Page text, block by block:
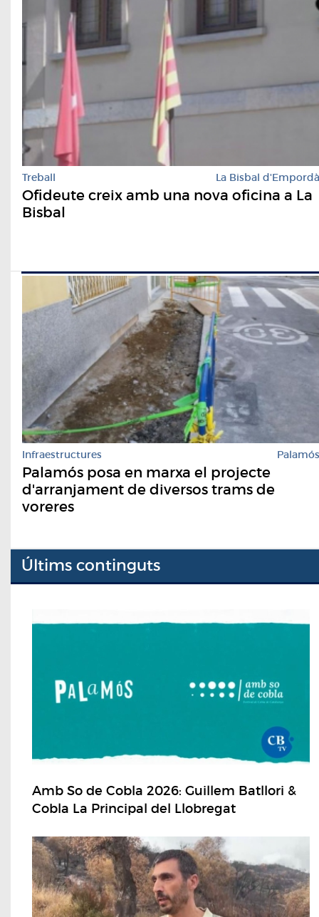
Treball La Bisbal d'Empordà
Ofideute creix amb una nova oficina a La
Bisbal
Infraestructures Palamós
Palamós posa en marxa el projecte
d'arranjament de diversos trams de
voreres
Últims continguts
Amb So de Cobla 2026: Guillem Batllori &
Cobla La Principal del Llobregat